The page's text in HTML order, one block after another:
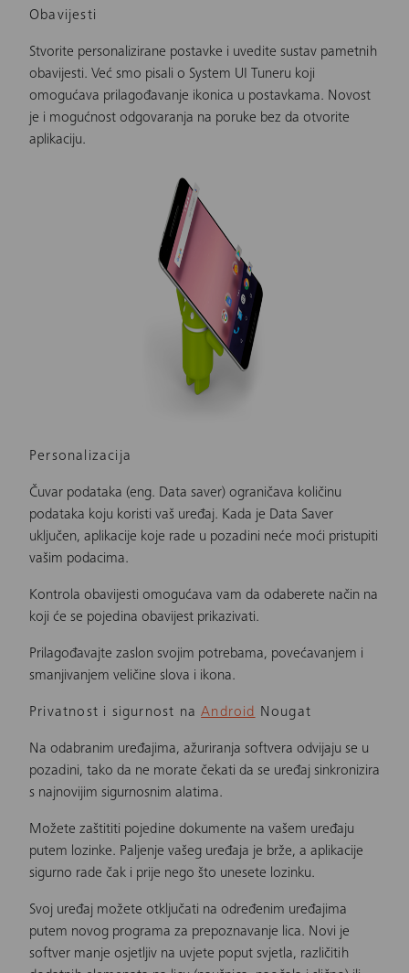
Obavijesti
Stvorite personalizirane postavke i uvedite sustav pametnih
obavijesti. Već smo pisali o System UI Tuneru koji
omogućava prilagođavanje ikonica u postavkama. Novost
je i mogućnost odgovaranja na poruke bez da otvorite
aplikaciju.
Personalizacija
Čuvar podataka (eng. Data saver) ograničava količinu
podataka koju koristi vaš uređaj. Kada je Data Saver
uključen, aplikacije koje rade u pozadini neće moći pristupiti
vašim podacima.
Kontrola obavijesti omogućava vam da odaberete način na
koji će se pojedina obavijest prikazivati.
Prilagođavajte zaslon svojim potrebama, povećavanjem i
smanjivanjem veličine slova i ikona.
Privatnost i sigurnost naAndroid Nougat
Na odabranim uređajima, ažuriranja softvera odvijaju se u
pozadini, tako da ne morate čekati da se uređaj sinkronizira
s najnovijim sigurnosnim alatima.
Možete zaštititi pojedine dokumente na vašem uređaju
putem lozinke. Paljenje vašeg uređaja je brže, a aplikacije
sigurno rade čak i prije nego što unesete lozinku.
Svoj uređaj možete otključati na određenim uređajima
putem novog programa za prepoznavanje lica. Novi je
softver manje osjetljiv na uvjete poput svjetla, različitih